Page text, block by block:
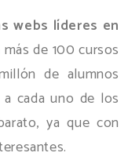
webs líderes en
de 100 cursos
de alumnos
cada uno de los
ya que con